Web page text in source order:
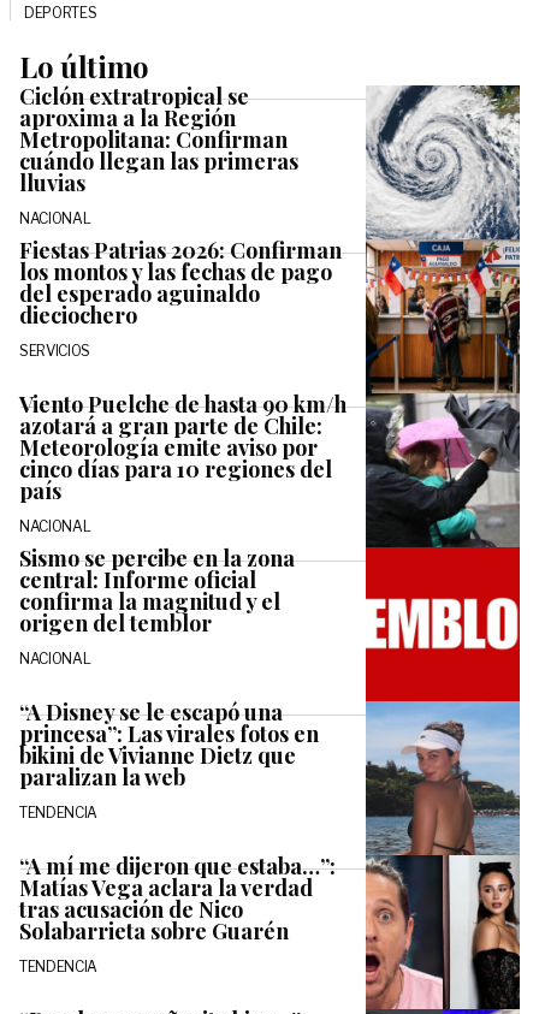
DEPORTES
Lo último
Ciclón extratropical se
aproxima a la Región
Metropolitana: Confirman
cuándo llegan las primeras
lluvias
NACIONAL
Fiestas Patrias 2026: Confirman
los montos y las fechas de pago
del esperado aguinaldo
dieciochero
SERVICIOS
Viento Puelche de hasta 90 km/h
azotará a gran parte de Chile:
Meteorología emite aviso por
cinco días para 10 regiones del
país
NACIONAL
Sismo se percibe en la zona
central: Informe oficial
confirma la magnitud y el
origen del temblor
NACIONAL
“A Disney se le escapó una
princesa”: Las virales fotos en
bikini de Vivianne Dietz que
paralizan la web
TENDENCIA
“A mí me dijeron que estaba…”:
Matías Vega aclara la verdad
tras acusación de Nico
Solabarrieta sobre Guarén
TENDENCIA